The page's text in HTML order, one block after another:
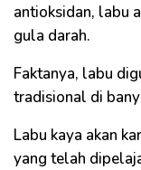
antioksidan, labu
gula darah.
Faktanya, labu
tradisional di
Labu kaya akan
yang telah